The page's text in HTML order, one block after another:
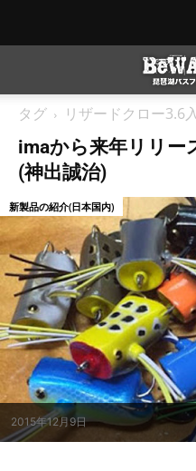
タグ リザードクロー3.6
imaから来年リリー
(神出誠治)
2015年12月9日
新製品の紹介(日本国内)